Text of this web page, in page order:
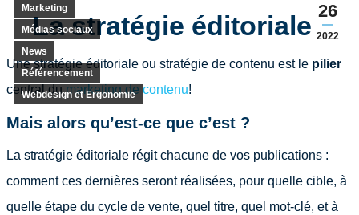
26
2022
Marketing
Médias sociaux
News
Référencement
Webdesign et Ergonomie
La stratégie éditoriale :
Une stratégie éditoriale ou stratégie de contenu est le pilier
central dumarketing de contenu!
Mais alors qu’est-ce que c’est ?
La stratégie éditoriale régit chacune de vos publications :
comment ces dernières seront réalisées, pour quelle cible, à
quelle étape du cycle de vente, quel titre, quel mot-clé, et à